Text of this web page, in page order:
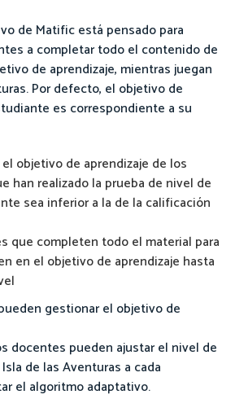
de Matific está pensado para
a completar todo el contenido de
de aprendizaje, mientras juegan
Por defecto, el objetivo de
es correspondiente a su
objetivo de aprendizaje de los
han realizado la prueba de nivel de
sea inferior a la de la calificación
que completen todo el material para
en el objetivo de aprendizaje hasta
gestionar el objetivo de
docentes pueden ajustar el nivel de
de las Aventuras a cada
el algoritmo adaptativo.